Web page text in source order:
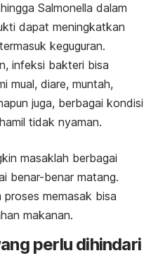
hingga Salmonella dalam
dapat meningkatkan
keguguran.
infeksi bakteri bisa
mual, diare, muntah,
juga, berbagai kondisi
tidak nyaman.
masaklah berbagai
benar-benar matang.
proses memasak bisa
makanan.
perlu dihindari